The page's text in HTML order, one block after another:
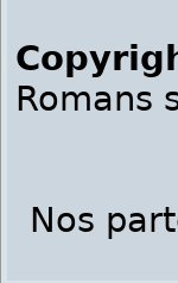
Romans
Nos